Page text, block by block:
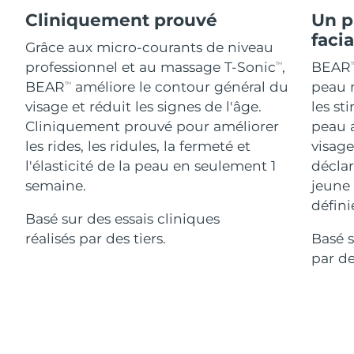
Cliniquement prouvé
Grâce aux micro-courants de niveau
professionnel et au massage T-SonicTM,
BEARTM
améliore le contour général du
visage et réduit les signes de l'âge.
Cliniquement prouvé pour améliorer
les rides, les ridules, la fermeté et
l'élasticité de la peau en seulement 1
semaine.
Basé sur des essais cliniques
réalisés par des tiers.
Un
BEAR
peau
les
peau
jeune
Basé
par
18% PAP
Cosmétiques Hommes
Acheter tout
FOREO APP
À PROPROS
Israël Livraison estimée 8/16/26
Italie Livraison estimée
Japon Livraison estimée 8/15/26
Jersey Livraison estimée 8/17/26
Kazakhstan Livraison estimée 8/14/26
8/12/26
Lettonie 8/12/26